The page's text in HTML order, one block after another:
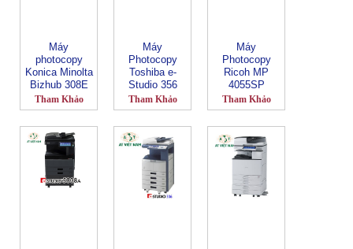
Máy
photocopy
Konica Minolta
Bizhub 308E
Tham Khảo
Máy
Photocopy
Toshiba e-
Studio 356
Tham Khảo
Máy
Photocopy
Ricoh MP
4055SP
Tham Khảo